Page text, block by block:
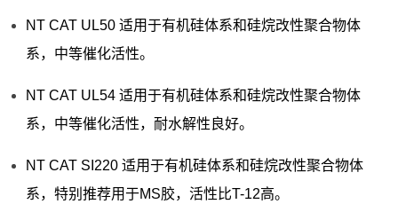
NT CAT UL50 适用于有机硅体系和硅烷改性聚合物体
系，中等催化活性。
NT CAT UL54 适用于有机硅体系和硅烷改性聚合物体
系，中等催化活性，耐水解性良好。
NT CAT SI220 适用于有机硅体系和硅烷改性聚合物体
系，特别推荐用于MS胶，活性比T-12高。